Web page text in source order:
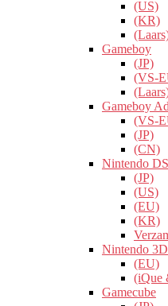
(US)
(KR)
Gameboy
(JP)
(VS-
Gameboy
(VS-
(JP)
(CN)
Nintendo DS
(JP)
(US)
(EU)
(KR)
Nintendo
(EU)
(iQue
Gamecube